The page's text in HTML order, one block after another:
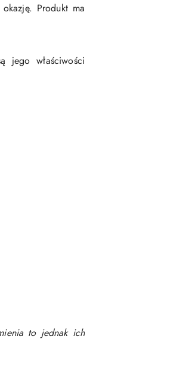
Produkt ma
jego właściwości
to jednak ich